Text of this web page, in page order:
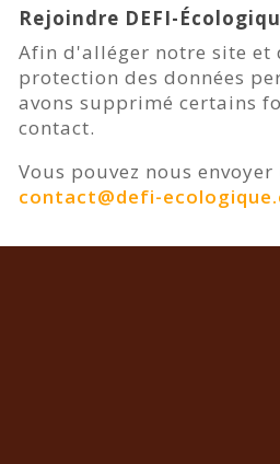
Rejoindre DEFI-
Afin d'alléger notre site et
protection des données
avons supprimé certains
contact.
Vous pouvez nous
contact@defi-